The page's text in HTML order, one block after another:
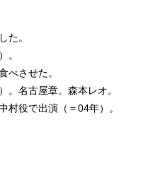
た。
。
べさせた。
。名古屋章。森本レオ。
村役で出演（＝04年）。